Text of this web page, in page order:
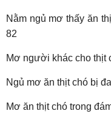
Nằm ngủ mơ thấy ăn
82
Mơ người khác cho thịt
Ngủ mơ ăn thịt chó bị
Mơ ăn thịt chó trong